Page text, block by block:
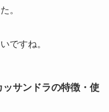
。
ですね。
ッサンドラの特徴・使